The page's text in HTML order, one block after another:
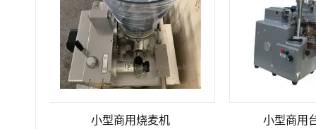
小型商用烧麦机 小型商用台式